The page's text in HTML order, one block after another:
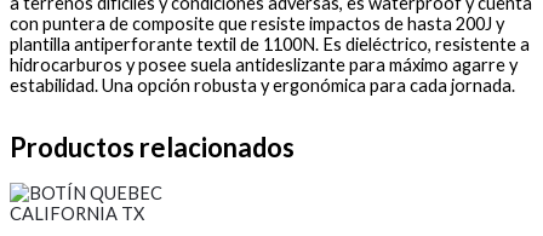
con puntera de composite que resiste impactos de hasta 200J y
plantilla antiperforante textil de 1100N. Es dieléctrico, resistente a
hidrocarburos y posee suela antideslizante para máximo agarre y
estabilidad. Una opción robusta y ergonómica para cada jornada.
Productos relacionados